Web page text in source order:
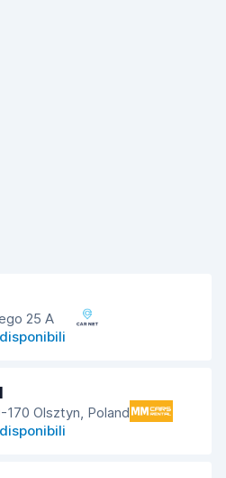
25 A
Olsztyn, Poland